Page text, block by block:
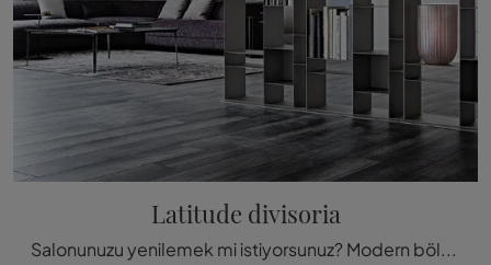
Latitude divisoria
Salonunuzu yenilemek mi istiyorsunuz? Modern bölücü kitaplıkları daha fazla keşfedin ve iç mekanlarınızı Latitude bölücü modeliyle döşeyin.